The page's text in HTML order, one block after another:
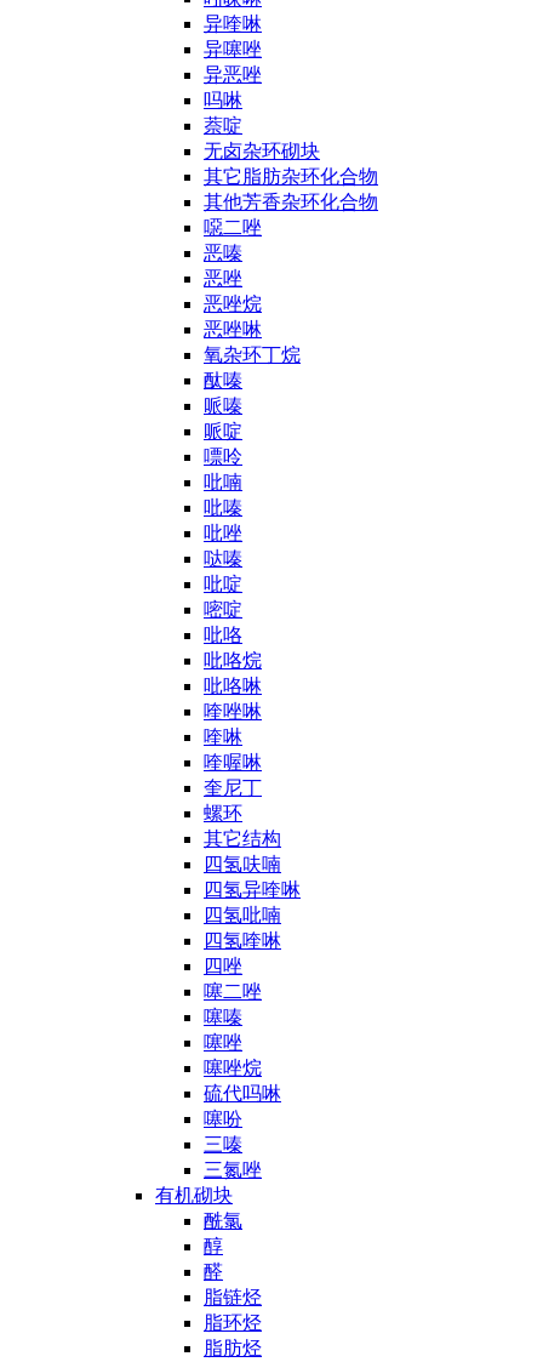
异喹啉
异噻唑
异恶唑
吗啉
萘啶
无卤杂环砌块
其它脂肪杂环化合物
其他芳香杂环化合物
噁二唑
恶嗪
恶唑
恶唑烷
恶唑啉
氧杂环丁烷
酞嗪
哌嗪
哌啶
嘌呤
吡喃
吡嗪
吡唑
哒嗪
吡啶
嘧啶
吡咯
吡咯烷
吡咯啉
喹唑啉
喹啉
喹喔啉
奎尼丁
螺环
其它结构
四氢呋喃
四氢异喹啉
四氢吡喃
四氢喹啉
四唑
噻二唑
噻嗪
噻唑
噻唑烷
硫代吗啉
噻吩
三嗪
三氮唑
有机砌块
酰氯
醇
醛
脂链烃
脂环烃
脂肪烃